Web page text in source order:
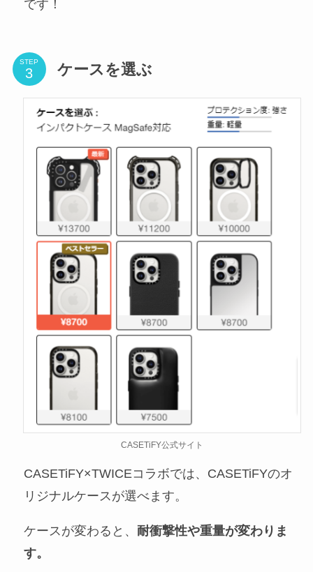
です！
STEP ケースを選ぶ
CASETiFY公式サイト
CASETiFY×TWICEコラボでは、CASETiFYのオ
リジナルケースが選べます。
ケースが変わると、 耐衝撃性や重量が変わりま
す。